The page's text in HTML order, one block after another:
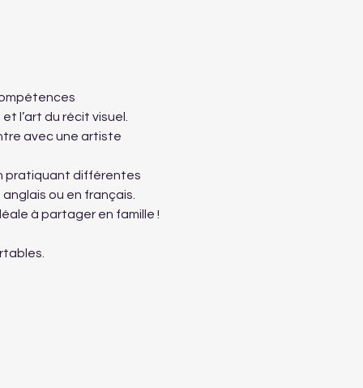
l’art du récit visuel.
avec une artiste
pratiquant différentes
ou en français.
à partager en famille !